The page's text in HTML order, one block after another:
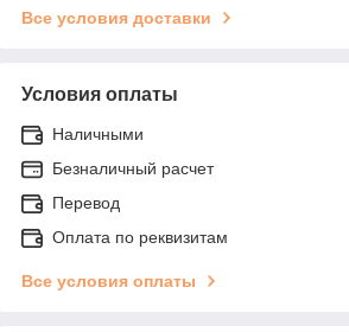
Все условия доставки
Условия оплаты
Наличными
Безналичный расчет
Перевод
Оплата по реквизитам
Все условия оплаты